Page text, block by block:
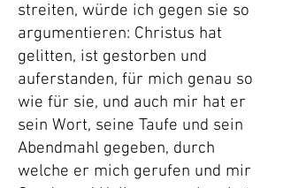
streiten, würde ich gegen sie so
argumentieren: Christus hat
gelitten, ist gestorben und
auferstanden, für mich genau so
wie für sie, und auch mir hat er
sein Wort, seine Taufe und sein
Abendmahl gegeben, durch
welche er mich gerufen und mir